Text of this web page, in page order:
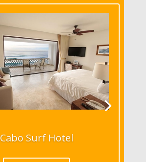
Cabo Surf Hotel